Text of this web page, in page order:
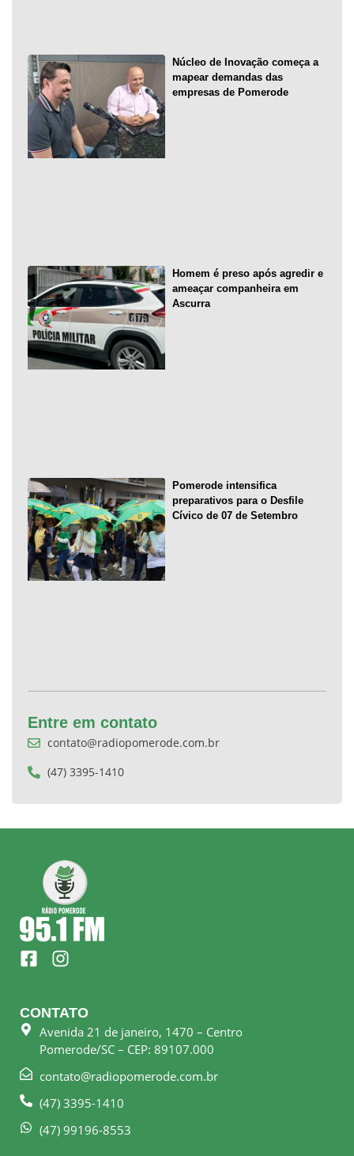
Núcleo de Inovação começa a
mapear demandas das
empresas de Pomerode
Homem é preso após agredir e
ameaçar companheira em
Ascurra
Pomerode intensifica
preparativos para o Desfile
Cívico de 07 de Setembro
Entre em contato
contato@radiopomerode.com.br
(47) 3395-1410
F
a
e
b
o
k
s
q
I
n
t
a
g
r
a
m
CONTATO
Avenida 21 de janeiro, 1470 – Centro
Pomerode/SC – CEP: 89107.000
contato@radiopomerode.com.br
(47) 3395-1410
(47) 99196-8553